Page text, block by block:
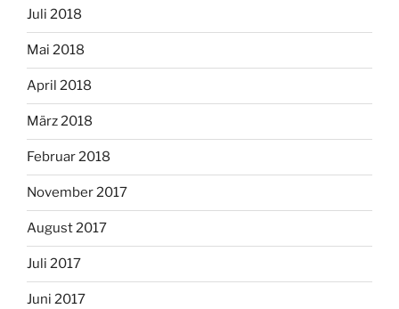
Juli 2018
Mai 2018
April 2018
März 2018
Februar 2018
November 2017
August 2017
Juli 2017
Juni 2017